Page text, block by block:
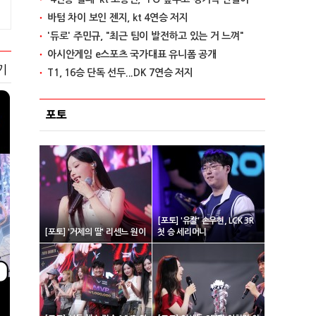
바텀 차이 보인 젠지, kt 4연승 저지
'듀로' 주민규, "최근 팀이 발전하고 있는 거 느껴"
아시안게임 e스포츠 국가대표 유니폼 공개
T1, 16승 단독 선두...DK 7연승 저지
포토
[포토] '거제의 딸' 리센느 원이
[포토] '유칼' 손우현, LCK 3R
첫 승 세리머니